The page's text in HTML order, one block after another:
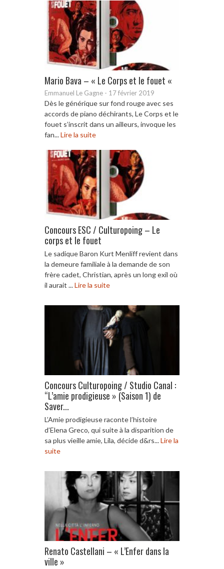
Mario Bava – « Le Corps et le fouet «
Emmanuel Le Gagne - 17 février 2019
Dès le générique sur fond rouge avec ses
accords de piano déchirants, Le Corps et le
fouet s’inscrit dans un ailleurs, invoque les
fan...Lire la suite
Concours ESC / Culturopoing – Le
corps et le fouet
Le sadique Baron Kurt Menliff revient dans
la demeure familiale à la demande de son
frère cadet, Christian, après un long exil où
il aurait ...Lire la suite
Concours Culturopoing / Studio Canal :
“L’amie prodigieuse » (Saison 1) de
Saver...
L’Amie prodigieuse raconte l’histoire
d’Elena Greco, qui suite à la disparition de
sa plus vieille amie, Lila, décide d&rs...Lire la
suite
Renato Castellani – « L’Enfer dans la
ville »